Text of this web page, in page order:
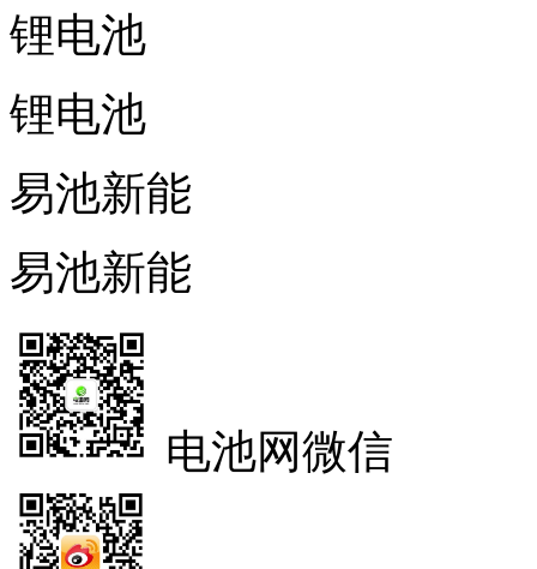
锂电池
锂电池
易池新能
易池新能
电池网微信